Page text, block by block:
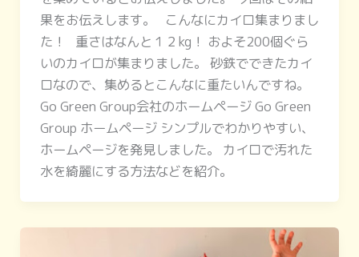
果をお伝えします。 こんなにカイロ集まりまし
た！ 重さはなんと１２kg！ およそ200個ぐら
いのカイロが集まりました。 砂鉄でできたカイ
ロなので、集めるとこんなに重たいんですね。
Go Green Group会社のホームページ Go Green
Group ホームページ シンプルでわかりやすい、
ホームページを発見しました。 カイロで汚れた
水を綺麗にする方法などを紹介。